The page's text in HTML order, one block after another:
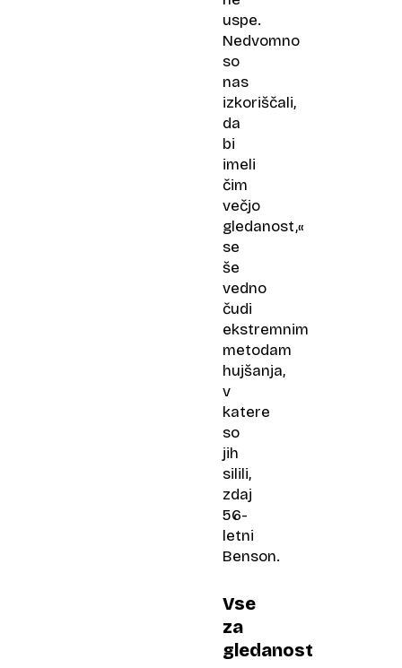
uspe.
Nedvomno
so
nas
izkoriščali,
da
bi
imeli
čim
večjo
gledanost,«
se
še
vedno
čudi
ekstremnim
metodam
hujšanja,
v
katere
so
jih
silili,
zdaj
56-
letni
Benson.
Vse
za
gledanost